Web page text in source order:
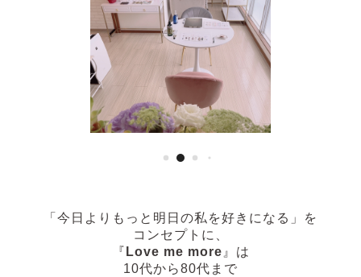
「今日よりもっと明日の私を好きになる」
を
コンセプトに、
『 Love me more 』は
10代から80代まで